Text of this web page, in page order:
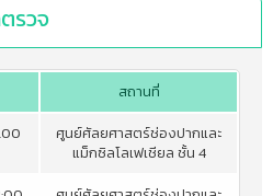
รวจ
สถานที่
ศูนย์ศัลยศาสตร์ช่องปากและ
แม็กซิลโลเฟเชียล ชั้น 4